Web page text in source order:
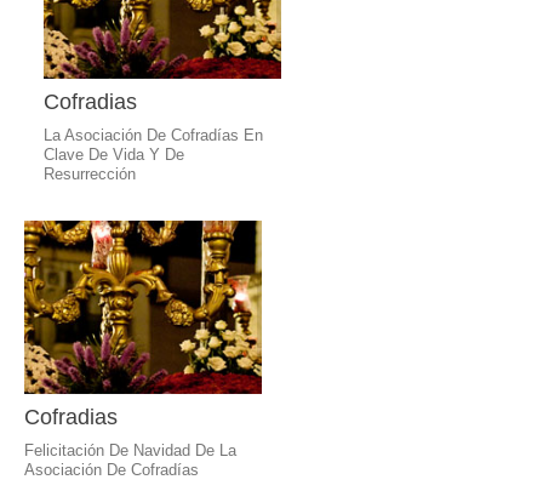
Cofradias
La Asociación De Cofradías En
Clave De Vida Y De
Resurrección
Cofradias
Felicitación De Navidad De La
Asociación De Cofradías